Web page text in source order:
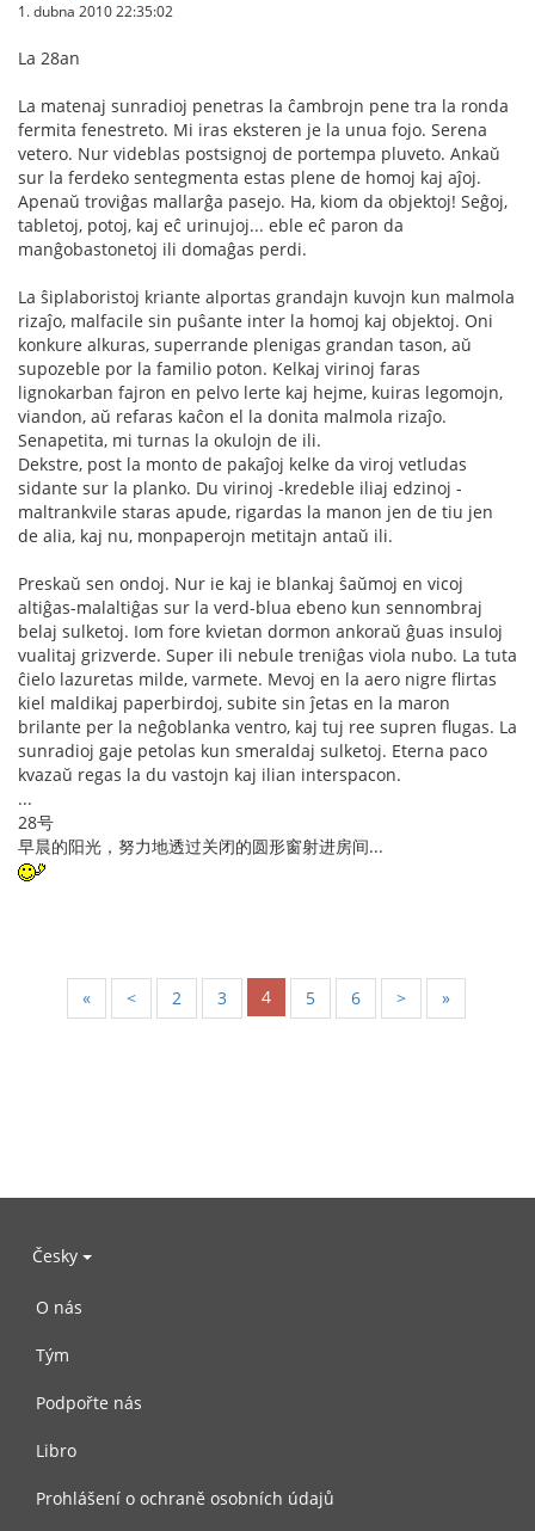
1. dubna 2010 22:35:02
La 28an
La matenaj sunradioj penetras la ĉambrojn pene tra la ronda
fermita fenestreto. Mi iras eksteren je la unua fojo. Serena
vetero. Nur videblas postsignoj de portempa pluveto. Ankaŭ
sur la ferdeko sentegmenta estas plene de homoj kaj aĵoj.
Apenaŭ troviĝas mallarĝa pasejo. Ha, kiom da objektoj! Seĝoj,
tabletoj, potoj, kaj eĉ urinujoj... eble eĉ paron da
manĝobastonetoj ili domaĝas perdi.
La ŝiplaboristoj kriante alportas grandajn kuvojn kun malmola
rizaĵo, malfacile sin puŝante inter la homoj kaj objektoj. Oni
konkure alkuras, superrande plenigas grandan tason, aŭ
supozeble por la familio poton. Kelkaj virinoj faras
lignokarban fajron en pelvo lerte kaj hejme, kuiras legomojn,
viandon, aŭ refaras kaĉon el la donita malmola rizaĵo.
Senapetita, mi turnas la okulojn de ili.
Dekstre, post la monto de pakaĵoj kelke da viroj vetludas
sidante sur la planko. Du virinoj -kredeble iliaj edzinoj -
maltrankvile staras apude, rigardas la manon jen de tiu jen
de alia, kaj nu, monpaperojn metitajn antaŭ ili.
Preskaŭ sen ondoj. Nur ie kaj ie blankaj ŝaŭmoj en vicoj
altiĝas-malaltiĝas sur la verd-blua ebeno kun sennombraj
belaj sulketoj. Iom fore kvietan dormon ankoraŭ ĝuas insuloj
vualitaj grizverde. Super ili nebule treniĝas viola nubo. La tuta
ĉielo lazuretas milde, varmete. Mevoj en la aero nigre flirtas
kiel maldikaj paperbirdoj, subite sin ĵetas en la maron
brilante per la neĝoblanka ventro, kaj tuj ree supren flugas. La
sunradioj gaje petolas kun smeraldaj sulketoj. Eterna paco
kvazaŭ regas la du vastojn kaj ilian interspacon.
...
28号
早晨的阳光，努力地透过关闭的圆形窗射进房间...
« < 2 3 4 5 6 > »
Česky
O nás
Tým
Podpořte nás
Libro
Prohlášení o ochraně osobních údajů